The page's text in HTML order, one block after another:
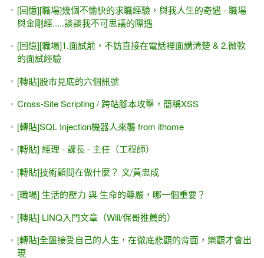
[回憶][職場]幾個不愉快的求職經驗，與我人生的奇遇 - 職場
與金剛經.....談談我不可思議的際遇
[回憶][職場]1.面試前，不妨直接在電話裡面講清楚 & 2.微軟
的面試經驗
[轉貼]股市見底的六個訊號
Cross-Site Scripting / 跨站腳本攻擊，簡稱XSS
[轉貼]SQL Injection機器人來襲 from ithome
[轉貼] 經理 - 課長 - 主任（工程師）
[轉貼]技術顧問在做什麼？ 文/黃忠成
[職場] 生活的壓力 與 生命的尊嚴，哪一個重要？
[轉貼] LINQ入門文章（Will/保哥推薦的）
[轉貼]全盤接受自己的人生，在徹底悲觀的背面，樂觀才會出
現